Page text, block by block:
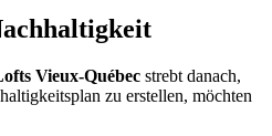
Vieux-Québec strebt danach,
zu erstellen, möchten